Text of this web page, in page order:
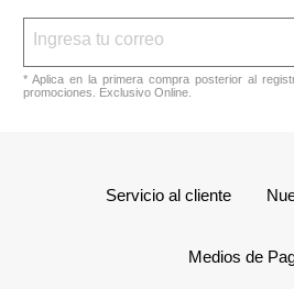
* Aplica en la primera compra posterior al
promociones. Exclusivo Online.
Servicio al cliente
Medios de